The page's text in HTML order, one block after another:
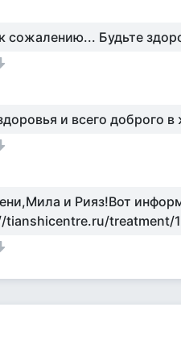
сожалению... Будьте
и всего доброго
и Рияз!Вот
tianshicentre.ru/treatment/